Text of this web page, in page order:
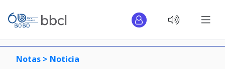
Notas > Noticia